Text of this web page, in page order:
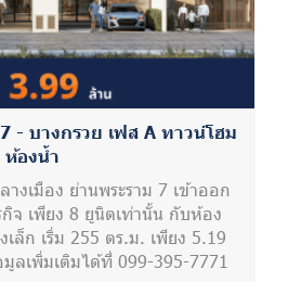
- บางกรวย เฟส A ทาวน์โฮม
องน้ำ
งเมือง ย่านพระราม 7 เข้าออก
จ เพียง 8 ยูนิตเท่านั้น กับห้อง
ล็ก เริ่ม 255 ตร.ม. เพียง 5.19
ลเพิ่มเติมได้ที่ 099-395-7771